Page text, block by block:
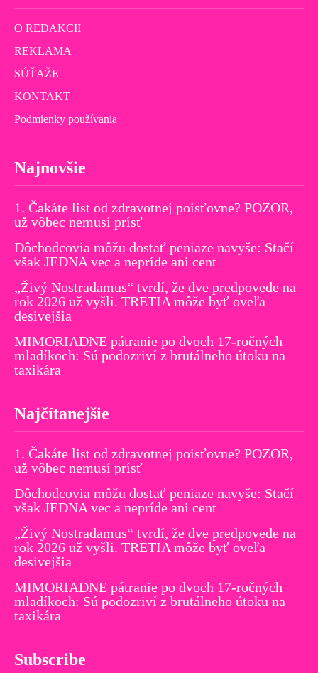
O REDAKCII
REKLAMA
SÚŤAŽE
KONTAKT
Podmienky používania
Najnovšie
1. Čakáte list od zdravotnej poisťovne? POZOR,
už vôbec nemusí prísť
Dôchodcovia môžu dostať peniaze navyše: Stačí
však JEDNA vec a nepríde ani cent
„Živý Nostradamus“ tvrdí, že dve predpovede na
rok 2026 už vyšli. TRETIA môže byť oveľa
desivejšia
MIMORIADNE pátranie po dvoch 17-ročných
mladíkoch: Sú podozriví z brutálneho útoku na
taxikára
Najčítanejšie
1. Čakáte list od zdravotnej poisťovne? POZOR,
už vôbec nemusí prísť
Dôchodcovia môžu dostať peniaze navyše: Stačí
však JEDNA vec a nepríde ani cent
„Živý Nostradamus“ tvrdí, že dve predpovede na
rok 2026 už vyšli. TRETIA môže byť oveľa
desivejšia
MIMORIADNE pátranie po dvoch 17-ročných
mladíkoch: Sú podozriví z brutálneho útoku na
taxikára
Subscribe